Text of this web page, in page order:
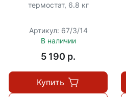
термостат, 6.8 кг
Артикул: 67/3/14
В наличии
5 190 p.
Купить